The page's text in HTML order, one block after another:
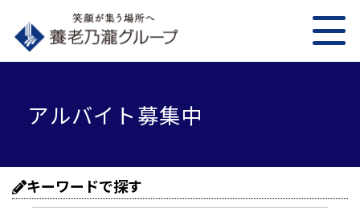
アルバイト募集中
キーワードで探す